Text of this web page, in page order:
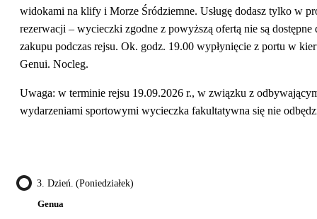
widokami na klify i Morze Śródziemne. Usługę dodasz tylko w
rezerwacji – wycieczki zgodne z powyższą ofertą nie są dostępne
zakupu podczas rejsu. Ok. godz. 19.00 wypłynięcie z portu w
Genui. Nocleg.
Uwaga: w terminie rejsu 19.09.2026 r., w związku z
wydarzeniami sportowymi wycieczka fakultatywna się nie
3. Dzień. (poniedziałek)
Genua